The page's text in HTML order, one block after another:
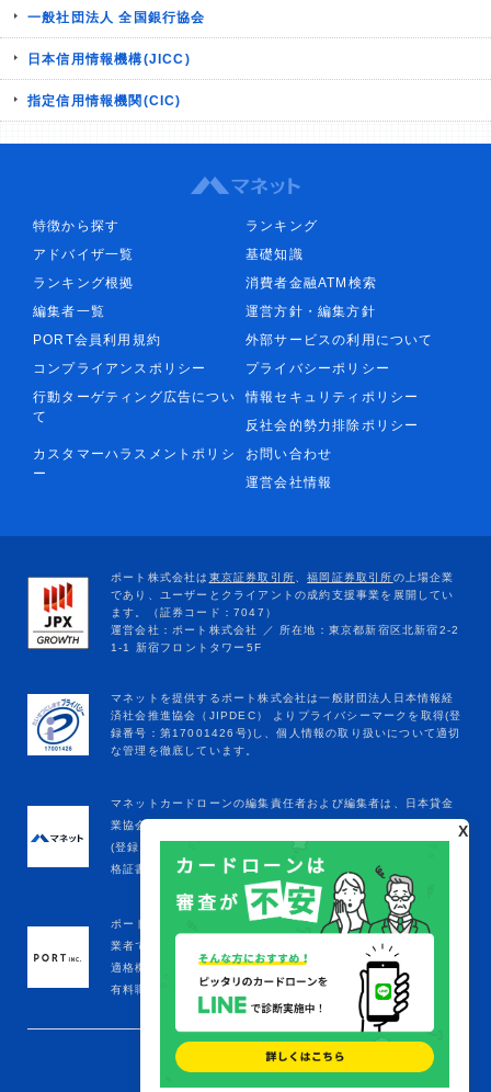
一般社団法人 全国銀行協会
日本信用情報機構(JICC)
指定信用情報機関(CIC)
X
特徴から探す
ランキング
アドバイザ一覧
基礎知識
ランキング根拠
消費者金融ATM検索
編集者一覧
運営方針・編集方針
PORT会員利用規約
外部サービスの利用について
コンプライアンスポリシー
プライバシーポリシー
行動ターゲティング広告につい
て
情報セキュリティポリシー
反社会的勢力排除ポリシー
カスタマーハラスメントポリシ
ー
お問い合わせ
運営会社情報
マネットカードローンの編集責任者および編集者は、日本貸金
業協会の定める貸金業務取扱主任者登録を受けています。
(登録年月日：令和8年1月9日、登録番号：K250020096、合
格証書番号：F241000177)
ポート株式会社は金融庁をはじめとする政府機関への届出済事
業者です。
適格機関投資家
有料職業紹介事業者(厚生労働省：13-ﾕ-305645)